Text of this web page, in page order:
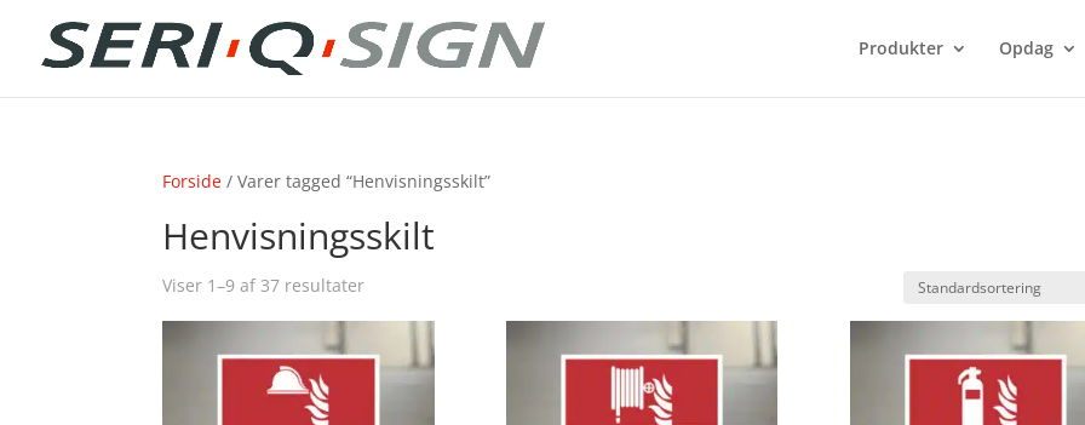
Produkter Opdag
Forside / Varer tagged “Henvisningsskilt”
Henvisningsskilt
Viser 1–9 af 37 resultater